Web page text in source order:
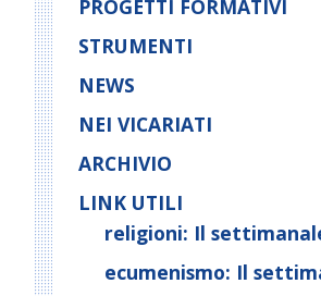
PROGETTI FORMATIVI
STRUMENTI
NEWS
NEI VICARIATI
ARCHIVIO
LINK UTILI
religioni: Il
ecumenismo: Il